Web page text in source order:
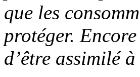
que les
protéger.
d’être assimilé